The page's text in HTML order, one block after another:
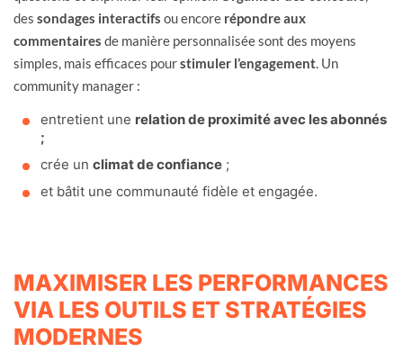
des sondages interactifs ou encore répondre aux
commentaires de manière personnalisée sont des moyens
simples, mais efficaces pourstimuler l’engagement. Un
community manager :
entretient une relation de proximité avec les abonnés
;
crée un climat de confiance ;
et bâtit une communauté fidèle et engagée.
MAXIMISER LES PERFORMANCES
VIA LES OUTILS ET STRATÉGIES
MODERNES